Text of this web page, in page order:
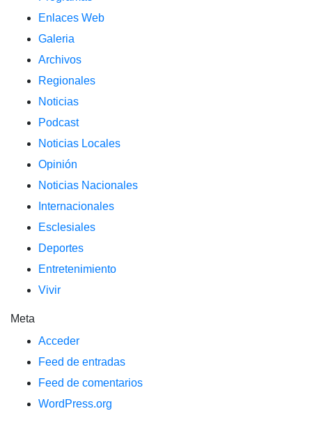
Enlaces Web
Galeria
Archivos
Regionales
Noticias
Podcast
Noticias Locales
Opinión
Noticias Nacionales
Internacionales
Esclesiales
Deportes
Entretenimiento
Vivir
Meta
Acceder
Feed de entradas
Feed de comentarios
WordPress.org